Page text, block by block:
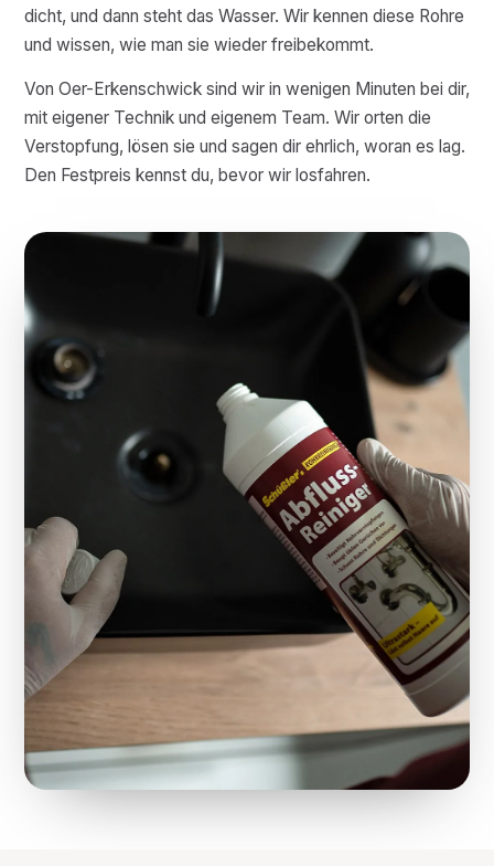
dicht, und dann steht das Wasser. Wir kennen diese Rohre
und wissen, wie man sie wieder freibekommt.
Von Oer-Erkenschwick sind wir in wenigen Minuten bei dir,
mit eigener Technik und eigenem Team. Wir orten die
Verstopfung, lösen sie und sagen dir ehrlich, woran es lag.
Den Festpreis kennst du, bevor wir losfahren.